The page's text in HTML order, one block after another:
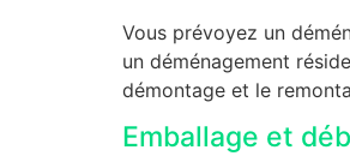
Vous prévoyez un
un déménagement
démontage et le
Emballage et